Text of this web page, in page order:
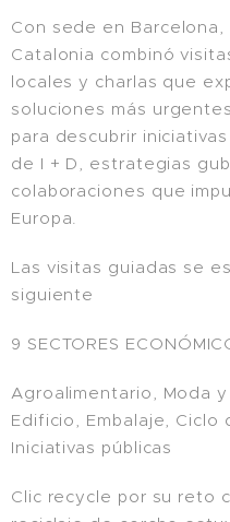
Con sede en
Catalonia combinó
locales y charlas que
soluciones más
para descubrir
de I + D, estrategias
colaboraciones que
Europa.
Las visitas guiadas se
siguiente
9 SECTORES
Agroalimentario, Moda
Edificio, Embalaje, Ciclo
Iniciativas públicas
Clic recycle por su reto